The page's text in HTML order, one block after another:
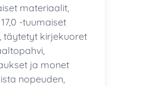
materiaalit,
-tuumaiset
täytetyt kirjekuoret
ja monet
nopeuden,